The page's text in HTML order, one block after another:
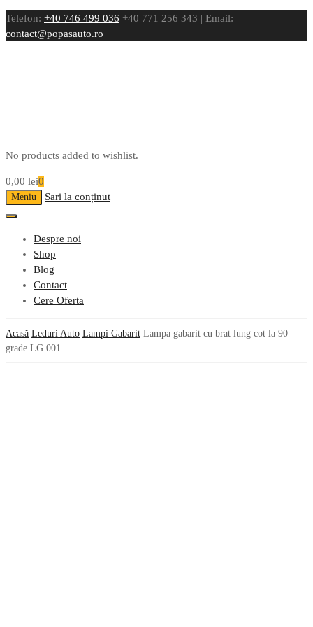
Telefon: +40 746 499 036 +40 771 256 343 | Email:
contact@popasauto.ro
No products added to wishlist.
0,00 lei0
Meniu Sari la conținut
Despre noi
Shop
Blog
Contact
Cere Oferta
Acasă Leduri Auto Lampi Gabarit Lampa gabarit cu brat lung cot la 90
grade LG 001